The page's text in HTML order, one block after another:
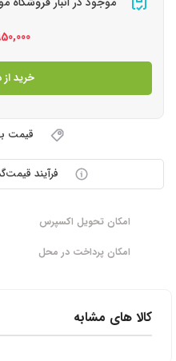
خرید
قیمت
فرآیند
امکان تحویل اکسپرس
امکان پرداخت در محل
کالا های مشابه